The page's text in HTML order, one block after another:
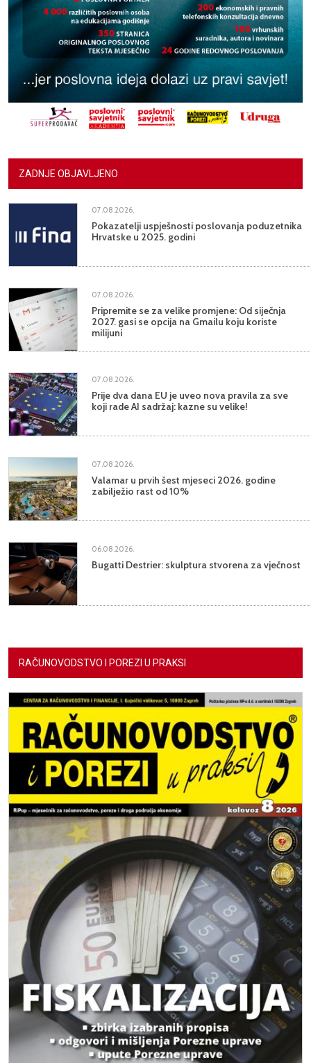
ZADNJE OBJAVLJENO
07.08.2026.
Pokazatelji uspješnosti poslovanja poduzetnika
Hrvatske u 2025. godini
07.08.2026.
Pripremite se za velike promjene: Od siječnja
2027. gasi se opcija na Gmailu koju koriste
milijuni
07.08.2026.
Prije dva dana EU je uveo nova pravila za sve
koji rade AI sadržaj: kazne su velike!
07.08.2026.
Valamar u prvih šest mjeseci 2026. godine
zabilježio rast od 10%
06.08.2026.
Bugatti Destrier: skulptura stvorena za vječnost
RAČUNOVODSTVO I POREZI U PRAKSI